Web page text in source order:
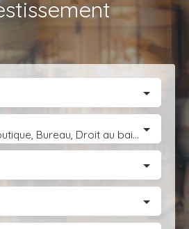
de|
Appartement, Boutique, Bureau, Droit au bail, Entrepôt, Fonds de commerce, Hôtel, hébergement, Immeuble, Immobilier Pro, Local commercial, Local professionnel, Local industriel, Magasin, boutique, Terrain Industriel, Terrain Constructible, Transmission d'entreprise